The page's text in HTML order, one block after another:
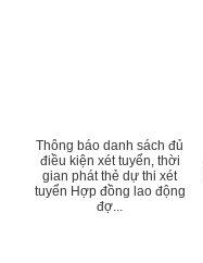
Thông báo danh sách đủ
điều kiện xét tuyển, thời
gian phát thẻ dự thi xét
tuyển Hợp đồng lao động
đợ...